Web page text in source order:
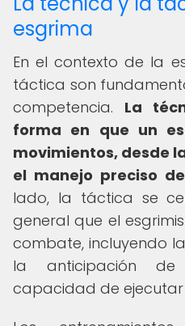
esgrima
En el contexto de la
táctica son
competencia. La
forma en que un
movimientos, desde
el manejo preciso
lado, la táctica se
general que el
combate, incluyendo
la anticipación
capacidad de